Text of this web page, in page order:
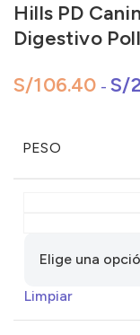
Hills PD
Digestivo
S/106.40 -S/
PESO
Limpiar